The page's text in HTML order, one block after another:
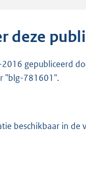
deze
gepubliceerd
"blg-781601".
beschikbaar in de